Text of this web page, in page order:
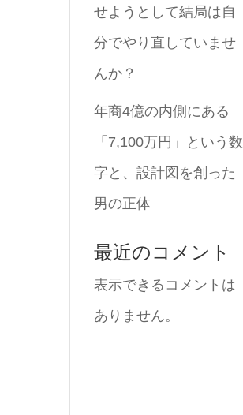
せようとして結局は自
分でやり直していませ
んか？
年商4億の内側にある
「7,100万円」という数
字と、設計図を創った
男の正体
最近のコメント
表示できるコメントは
ありません。